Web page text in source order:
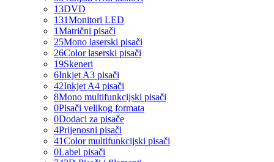
13DVD
131Monitori LED
1Matrični pisači
25Mono laserski pisači
26Color laserski pisači
19Skeneri
6Inkjet A3 pisači
42Inkjet A4 pisači
8Mono multifunkcijski pisači
0Pisači velikog formata
0Dodaci za pisače
4Prijenosni pisači
41Color multifunkcijski pisači
0Label pisači